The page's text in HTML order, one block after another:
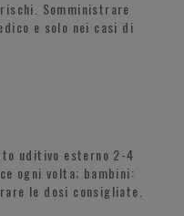
Somministrare
e solo nei casi di
uditivo esterno 2-4
ogni volta; bambini:
le dosi consigliate.